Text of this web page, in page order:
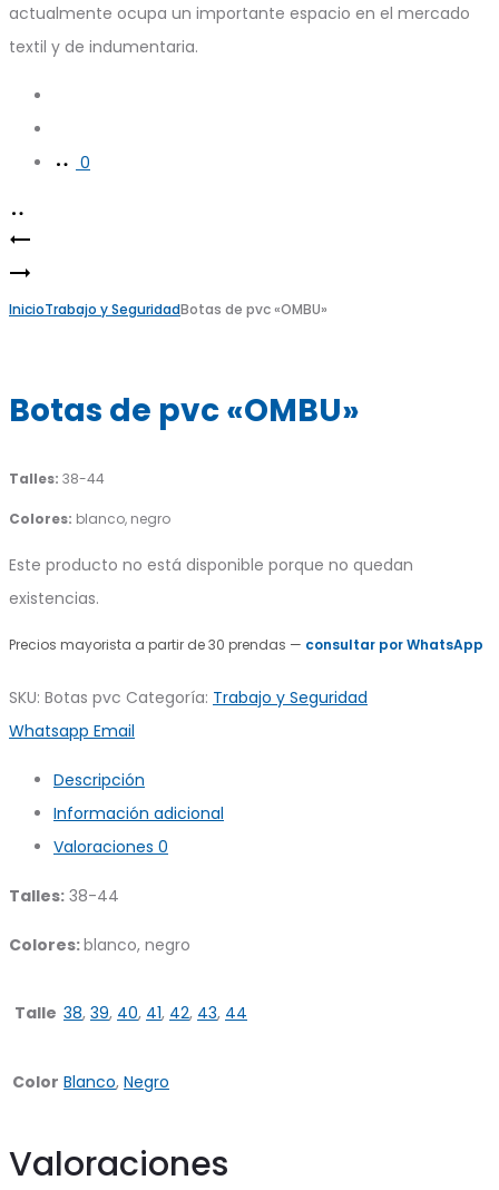
actualmente ocupa un importante espacio en el mercado
textil y de indumentaria.
0
Product
navigation
unisex.
en
con
bolsillos
Pantalón
Remera
clásica
InicioTrabajo y SeguridadBotas de pvc «OMBU»
Botas de pvc «OMBU»
Talles: 38-44
Colores: blanco, negro
Este producto no está disponible porque no quedan
existencias.
Precios mayorista a partir de 30 prendas — consultar por WhatsApp
SKU: Botas pvc Categoría: Trabajo y Seguridad
Share
Whatsapp Email
Descripción
Información adicional
Valoraciones 0
Talles: 38-44
Colores:blanco, negro
Talle 38, 39, 40, 41, 42, 43, 44
Color Blanco, Negro
Valoraciones